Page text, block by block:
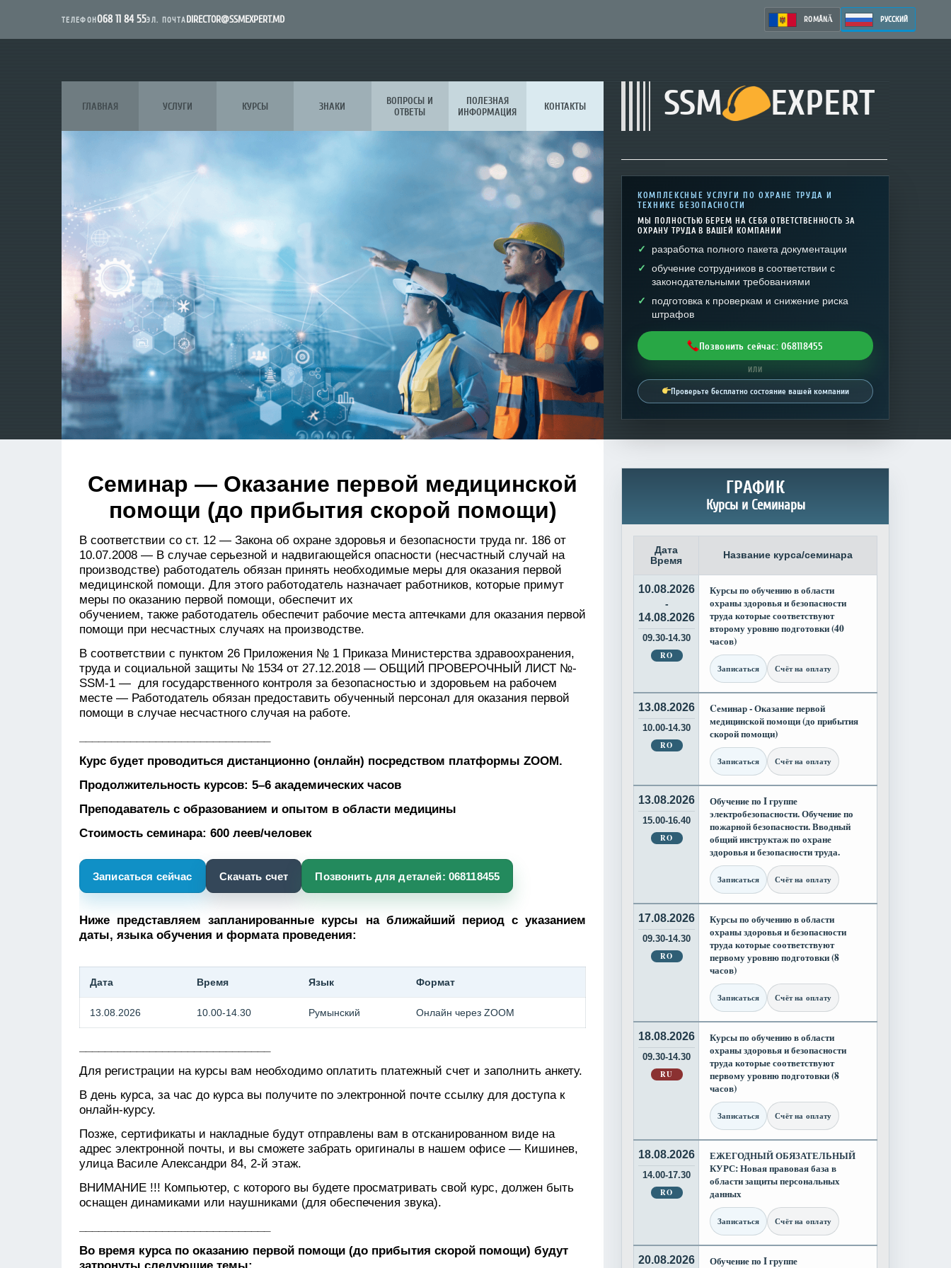
ТЕЛЕФОН068 11 84 55ЭЛ. ПОЧТАDIRECTOR@SSMEXPERT.MD ROMÂNĂ РУССКИЙ
SSM EXPERT
ГЛАВНАЯ УСЛУГИ КУРСЫ ЗНАКИ
ВОПРОСЫ И
ОТВЕТЫ
ПОЛЕЗНАЯ
ИНФОРМАЦИЯ
КОНТАКТЫ
КОМПЛЕКСНЫЕ УСЛУГИ ПО ОХРАНЕ ТРУДА И
ТЕХНИКЕ БЕЗОПАСНОСТИ
МЫ ПОЛНОСТЬЮ БЕРЕМ НА СЕБЯ ОТВЕТСТВЕННОСТЬ ЗА
ОХРАНУ ТРУДА В ВАШЕЙ КОМПАНИИ
разработка полного пакета документации
обучение сотрудников в соответствии с
законодательными требованиями
подготовка к проверкам и снижение риска
штрафов
Позвонить сейчас: 068118455
ИЛИ
Проверьте бесплатно состояние вашей компании
Cеминар — Оказание первой медицинской
помощи (до прибытия скорой помощи)
В соответствии со ст. 12 — Закона об охране здоровья и безопасности труда nr. 186 от
10.07.2008 — В случае серьезной и надвигающейся опасности (несчастный случай на
производстве) работодатель обязан принять необходимые меры для оказания первой
медицинской помощи. Для этого работодатель назначает работников, которые примут
меры по оказанию первой помощи, обеспечит их
обучением, также работодатель обеспечит рабочие места аптечками для оказания первой
помощи при несчастных случаях на производстве.
В соответствии с пунктом 26 Приложения № 1 Приказа Министерства здравоохранения,
труда и социальной защиты № 1534 от 27.12.2018 — ОБЩИЙ ПРОВЕРОЧНЫЙ ЛИСТ №-
SSM-1 — для государственного контроля за безопасностью и здоровьем на рабочем
месте — Работодатель обязан предоставить обученный персонал для оказания первой
помощи в случае несчастного случая на работе.
Курс будет проводиться дистанционно (онлайн) посредством платформы ZOOM.
Продолжительность курсов: 5–6 академических часов
Преподаватель с образованием и опытом в области медицины
Стоимость семинара: 600 леев/человек
Записаться сейчас Скачать счет Позвонить для деталей: 068118455
Ниже представляем запланированные курсы на ближайший период с указанием
даты, языка обучения и формата проведения:
Дата Время Язык Формат
13.08.2026 10.00-14.30 Румынский Онлайн через ZOOM
Для регистрации на курсы вам необходимо оплатить платежный счет и заполнить анкету.
В день курса, за час до курса вы получите по электронной почте ссылку для доступа к
онлайн-курсу.
Позже, сертификаты и накладные будут отправлены вам в отсканированном виде на
адрес электронной почты, и вы сможете забрать оригиналы в нашем офисе — Кишинев,
улица Василе Александри 84, 2-й этаж.
ВНИМАНИЕ !!! Компьютер, с которого вы будете просматривать свой курс, должен быть
оснащен динамиками или наушниками (для обеспечения звука).
Во время курса по оказанию первой помощи (до прибытия скорой помощи) будут
затронуты следующие темы:
ГРАФИК
Курсы и Семинары
Дата
Время
Название курса/семинара
10.08.2026
-
14.08.2026
09.30-14.30
RO
Курсы по обучению в области
охраны здоровья и безопасности
труда которые соответствуют
второму уровню подготовки (40
часов)
Записаться Счёт на оплату
13.08.2026
10.00-14.30
RO
Cеминар - Оказание первой
медицинской помощи (до прибытия
скорой помощи)
Записаться Счёт на оплату
13.08.2026
15.00-16.40
RO
Обучение по I группе
электробезопасности. Обучение по
пожарной безопасности. Вводный
общий инструктаж по охране
здоровья и безопасности труда.
Записаться Счёт на оплату
17.08.2026
09.30-14.30
RO
Курсы по обучению в области
охраны здоровья и безопасности
труда которые соответствуют
первому уровню подготовки (8
часов)
Записаться Счёт на оплату
18.08.2026
09.30-14.30
RU
Курсы по обучению в области
охраны здоровья и безопасности
труда которые соответствуют
первому уровню подготовки (8
часов)
Записаться Счёт на оплату
18.08.2026
14.00-17.30
RO
ЕЖЕГОДНЫЙ ОБЯЗАТЕЛЬНЫЙ
КУРС: Новая правовая база в
области защиты персональных
данных
Записаться Счёт на оплату
20.08.2026
Обучение по I группе